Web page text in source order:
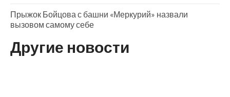
Прыжок Бойцова с башни «Меркурий» назвали
вызовом самому себе
Другие новости